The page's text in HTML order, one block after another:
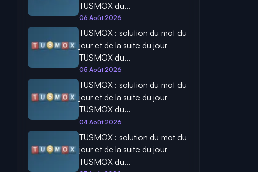
TUSMOX du...
06 Août 2026
TUSMOX : solution du mot du
jour et de la suite du jour
TUSMOX du...
05 Août 2026
TUSMOX : solution du mot du
jour et de la suite du jour
TUSMOX du...
04 Août 2026
TUSMOX : solution du mot du
jour et de la suite du jour
TUSMOX du...